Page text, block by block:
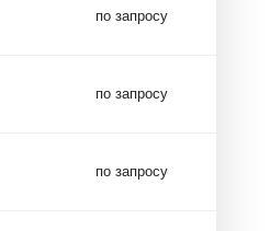
по запросу
по запросу
по запросу